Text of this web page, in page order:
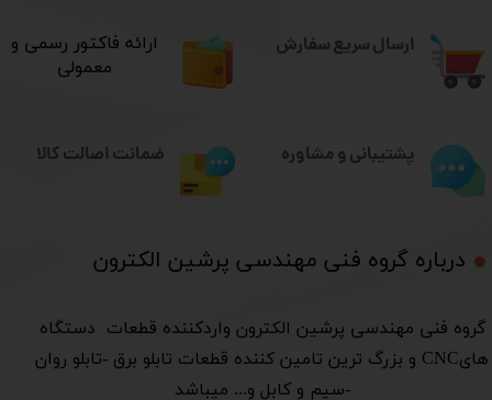
ارسال سریع سفارش
درباره گروه فنی مهندسی پرشین الکترون​​​​​​​
​گروه فنی مهندسی پرشین الکترون واردکننده قطعات دستگاه
هایCNC و بزرگ ترین تامین کننده قطعات تابلو برق -تابلو روان
-سیم و کابل و... میباشد
​ارائه فاکتور رسمی و
معمولی
پشتیبانی و مشاوره ضمانت اصالت کالا